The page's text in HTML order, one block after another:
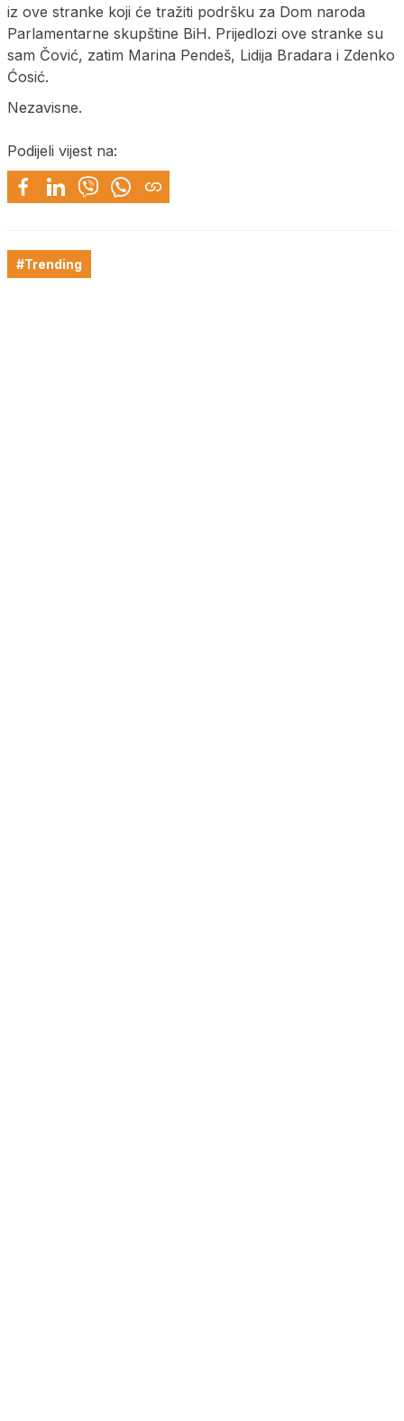
iz ove stranke koji će tražiti podršku za Dom naroda
Parlamentarne skupštine BiH. Prijedlozi ove stranke su
sam Čović, zatim Marina Pendeš, Lidija Bradara i Zdenko
Ćosić.
Nezavisne.
Podijeli vijest na:
#Trending